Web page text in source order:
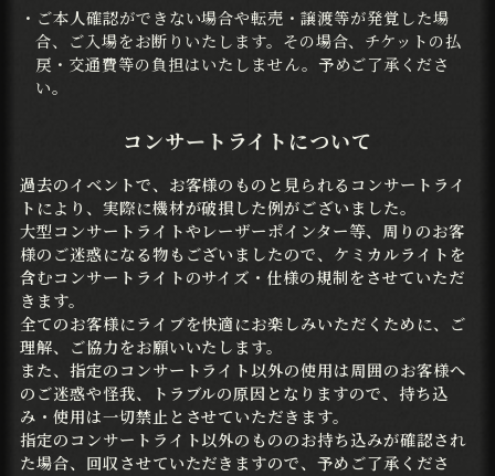
・ご本人確認ができない場合や転売・譲渡等が発覚した場
合、ご入場をお断りいたします。その場合、チケットの払
戻・交通費等の負担はいたしません。予めご了承くださ
い。
コンサートライトについて
過去のイベントで、お客様のものと見られるコンサートライ
トにより、実際に機材が破損した例がございました。
大型コンサートライトやレーザーポインター等、周りのお客
様のご迷惑になる物もございましたので、ケミカルライトを
含むコンサートライトのサイズ・仕様の規制をさせていただ
きます。
全てのお客様にライブを快適にお楽しみいただくために、ご
理解、ご協力をお願いいたします。
また、指定のコンサートライト以外の使用は周囲のお客様へ
のご迷惑や怪我、トラブルの原因となりますので、持ち込
み・使用は一切禁止とさせていただきます。
指定のコンサートライト以外のもののお持ち込みが確認され
た場合、回収させていただきますので、予めご了承くださ